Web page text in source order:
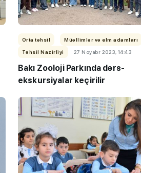
Orta təhsil
Müəllimlər və elm adamları
Təhsil Nazirliyi
27 Noyabr 2023, 14:43
Bakı Zooloji Parkında dərs-
ekskursiyalar keçirilir